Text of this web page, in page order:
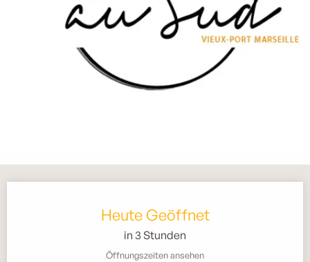
Heute Geöffnet
in 3 Stunden
Öffnungszeiten ansehen